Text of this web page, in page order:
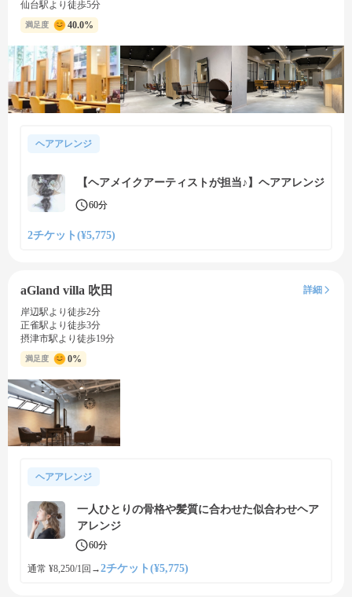
仙台駅より徒歩5分
満足度 40.0%
ヘアアレンジ
【ヘアメイクアーティストが担当♪】ヘアアレンジ
60分
2チケット(¥5,775)
aGland villa 吹田
詳細
岸辺駅より徒歩2分
正雀駅より徒歩3分
摂津市駅より徒歩19分
満足度 0%
ヘアアレンジ
一人ひとりの骨格や髪質に合わせた似合わせヘア
アレンジ
60分
通常 ¥8,250/1回 →2チケット(¥5,775)